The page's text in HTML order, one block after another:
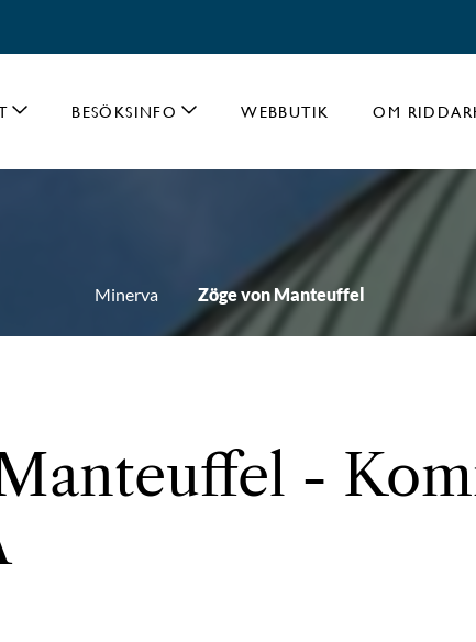
BESÖKSINFO WEBBUTIK OM
Minerva Zöge von Manteuffel
-